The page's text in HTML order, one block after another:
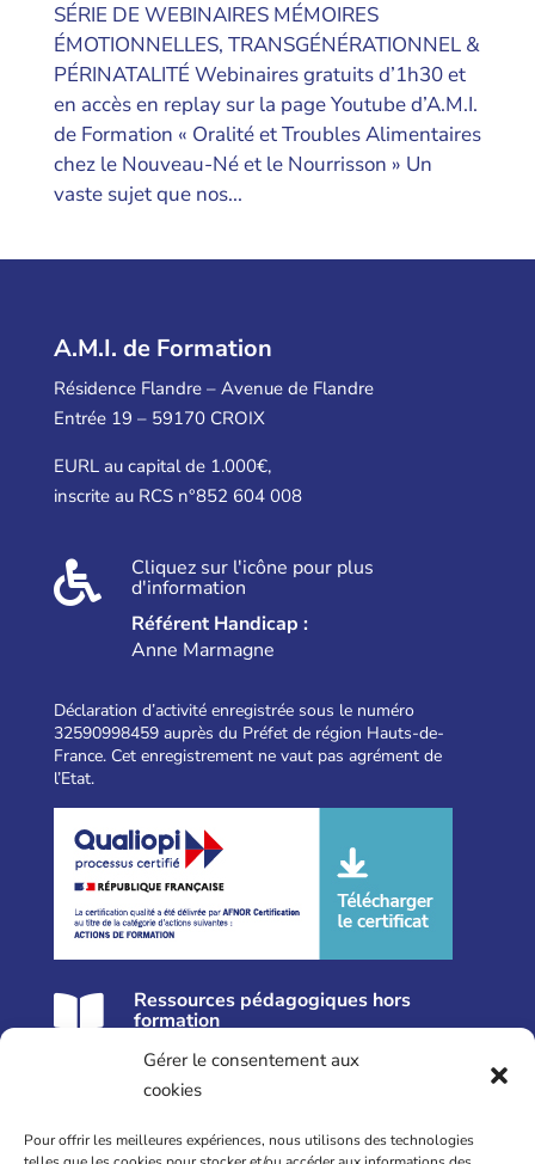
Gérer le consentement aux
cookies
Pour offrir les meilleures expériences, nous utilisons des technologies
SÉRIE DE WEBINAIRES MÉMOIRES
ÉMOTIONNELLES, TRANSGÉNÉRATIONNEL &
PÉRINATALITÉ Webinaires gratuits d’1h30 et
en accès en replay sur la page Youtube d’A.M.I.
de Formation « Oralité et Troubles Alimentaires
chez le Nouveau-Né et le Nourrisson » Un
vaste sujet que nos...
A.M.I. de Formation
Résidence Flandre – Avenue de Flandre
Entrée 19 – 59170 CROIX
EURL au capital de 1.000€,
inscrite au RCS n°852 604 008
 Cliquez sur l'icône pour plus
d'information
Référent Handicap :
Anne Marmagne
Déclaration d’activité enregistrée sous le numéro
32590998459 auprès du Préfet de région Hauts-de-
France. Cet enregistrement ne vaut pas agrément de
l’Etat.
 Ressources pédagogiques hors
formation
Nos formations près de Lille
Formation Réflexologie